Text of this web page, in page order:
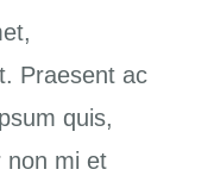
Praesent ac
quis,
non mi et